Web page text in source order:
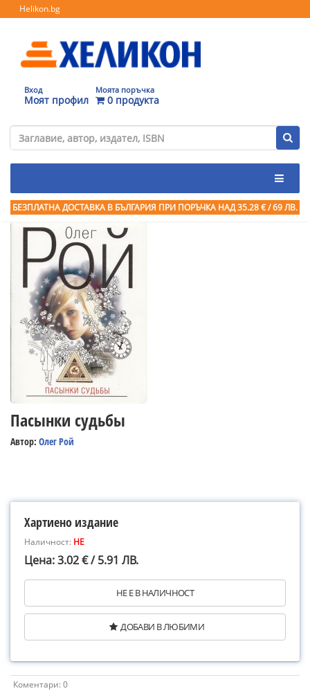
Helikon.bg
Вход
Моят профил
Моята поръчка
0 продукта
БЕЗПЛАТНА ДОСТАВКА В БЪЛГАРИЯ ПРИ ПОРЪЧКА НАД 35.28 € / 69 ЛВ.
Пасынки судьбы
Автор: Олег Рой
Хартиено издание
Наличност: НЕ
Цена: 3.02 € / 5.91 ЛВ.
НЕ Е В НАЛИЧНОСТ
ДОБАВИ В ЛЮБИМИ
Коментари: 0